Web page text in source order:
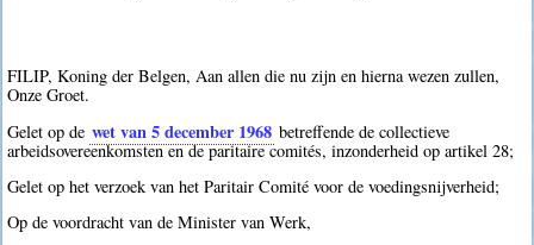
FILIP, Koning der Belgen, Aan allen die nu zijn en hierna wezen zullen,
Onze Groet.
Gelet op de wet van 5 december 1968 betreffende de collectieve
arbeidsovereenkomsten en de paritaire comités, inzonderheid op artikel 28;
Gelet op het verzoek van het Paritair Comité voor de voedingsnijverheid;
Op de voordracht van de Minister van Werk,